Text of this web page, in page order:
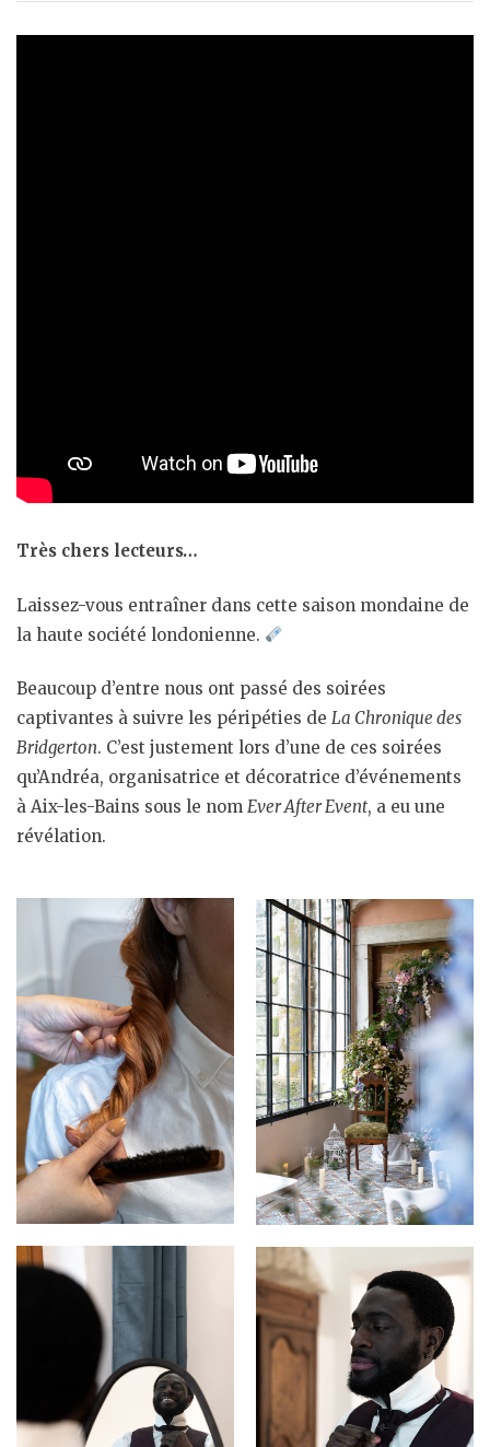
Très chers lecteurs…
Laissez-vous entraîner dans cette saison mondaine de
la haute société londonienne.
Beaucoup d’entre nous ont passé des soirées
captivantes à suivre les péripéties de La Chronique des
Bridgerton. C’est justement lors d’une de ces soirées
qu’Andréa, organisatrice et décoratrice d’événements
à Aix-les-Bains sous le nom Ever After Event, a eu une
révélation.